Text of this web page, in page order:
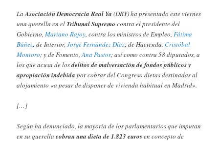
LaAsociación Democracia Real Ya (DRY) ha presentado este viernes
una querella en el Tribunal Supremo contra el presidente del
Gobierno,Mariano Rajoy , contra los ministros de Empleo, Fátima
Báñez; de Interior,Jorge Fernández Díaz; de Hacienda,Cristóbal
Montoro; y de Fomento,Ana Pastor; así como contra 58 diputados, a
los que acusa de losdelitos de malversación de fondos públicos y
apropiación indebida por cobrar del Congreso dietas destinadas al
alojamiento «a pesar de disponer de vivienda habitual en Madrid».
[…]
Según ha denunciado, la mayoría de los parlamentarios que imputan
en su querellacobran una dieta de 1.823 eurosen concepto de